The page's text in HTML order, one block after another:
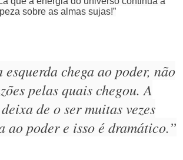
sobre as almas sujas!”
esquerda chega ao poder, não
pelas quais chegou. A
de o ser muitas vezes
ao poder e isso é dramático.”